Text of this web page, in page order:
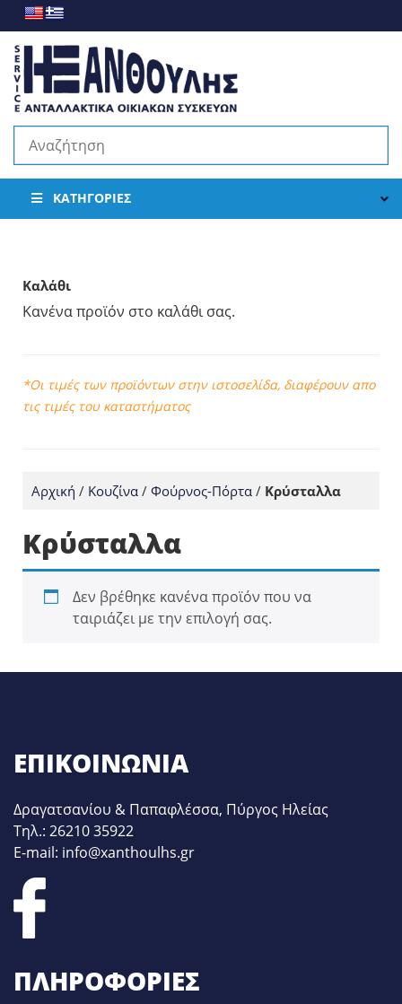
ΚΑΤΗΓΟΡΊΕΣ
Καλάθι
Κανένα προϊόν στο καλάθι σας.
*Οι τιμές των προϊόντων στην ιστοσελίδα, διαφέρουν απο
τις τιμές του καταστήματος
Αρχική / Κουζίνα / Φούρνος-Πόρτα / Κρύσταλλα
Κρύσταλλα
Δεν βρέθηκε κανένα προϊόν που να
ταιριάζει με την επιλογή σας.
ΕΠΙΚΟΙΝΩΝΊΑ
Δραγατσανίου & Παπαφλέσσα, Πύργος Ηλείας
Τηλ.: 26210 35922
E-mail: info@xanthoulhs.gr
ΠΛΗΡΟΦΟΡΊΕΣ